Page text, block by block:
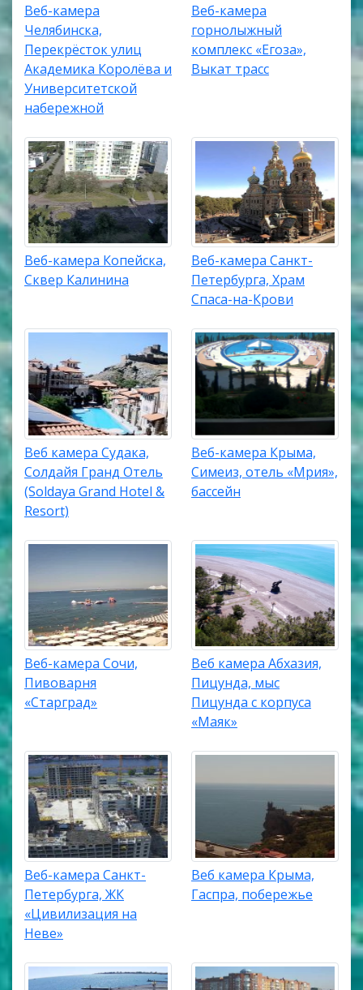
Веб-камера
Челябинска,
Перекрёсток улиц
Академика Королёва и
Университетской
набережной
Веб-камера
горнолыжный
комплекс «Егоза»,
Выкат трасс
Веб-камера Копейска,
Сквер Калинина
Веб-камера Санкт-
Петербурга, Храм
Спаса-на-Крови
Веб камера Судака,
Солдайя Гранд Отель
(Soldaya Grand Hotel &
Resort)
Веб-камера Крыма,
Симеиз, отель «Мрия»,
бассейн
Веб-камера Сочи,
Пивоварня
«Старград»
Веб камера Абхазия,
Пицунда, мыс
Пицунда с корпуса
«Маяк»
Веб-камера Санкт-
Петербурга, ЖК
«Цивилизация на
Неве»
Веб камера Крыма,
Гаспра, побережье